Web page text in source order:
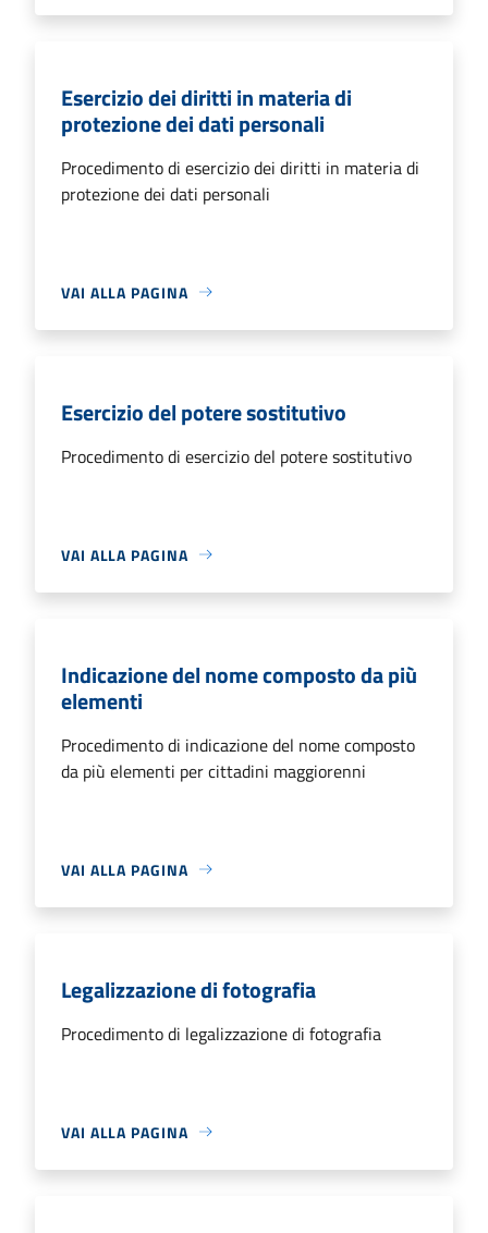
Esercizio dei diritti in materia di
protezione dei dati personali
Procedimento di esercizio dei diritti in materia di
protezione dei dati personali
VAI ALLA PAGINA
Esercizio del potere sostitutivo
Procedimento di esercizio del potere sostitutivo
VAI ALLA PAGINA
Indicazione del nome composto da più
elementi
Procedimento di indicazione del nome composto
da più elementi per cittadini maggiorenni
VAI ALLA PAGINA
Legalizzazione di fotografia
Procedimento di legalizzazione di fotografia
VAI ALLA PAGINA